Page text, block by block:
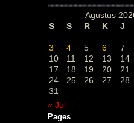
Agustus
S
S R K J
3
4 5 6 7
10
11 12 13 14
17
18 19 20 21
24
25 26 27 28
31
« Jul
Pages